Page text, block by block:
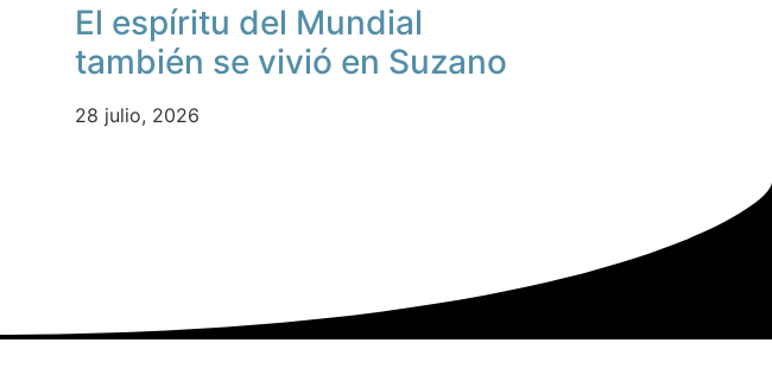
El espíritu del Mundial
también se vivió en Suzano
28 julio, 2026